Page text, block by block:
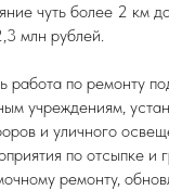
чуть более 2 км
млн рублей.
работа по ремонту
учреждениям,
и уличного
по отсыпке и
ремонту,